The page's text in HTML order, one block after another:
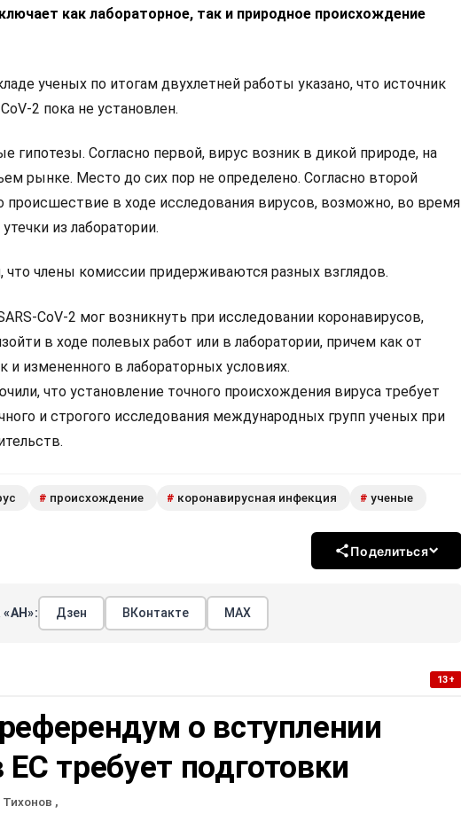
как лабораторное, так и природное происхождение
ученых по итогам двухлетней работы указано, что источник
2 пока не установлен.
гипотезы. Согласно первой, вирус возник в дикой природе, на
рынке. Место до сих пор не определено. Согласно второй
происшествие в ходе исследования вирусов, возможно, во время
из лаборатории.
что члены комиссии придерживаются разных взглядов.
CoV-2 мог возникнуть при исследовании коронавирусов,
в ходе полевых работ или в лаборатории, причем как от
и измененного в лабораторных условиях.
что установление точного происхождения вируса требует
и строгого исследования международных групп ученых при
# происхождение # коронавирусная инфекция # ученые
Поделиться
«АН»: Дзен ВКонтакте МАХ
13+
о вступлении
требует подготовки
,